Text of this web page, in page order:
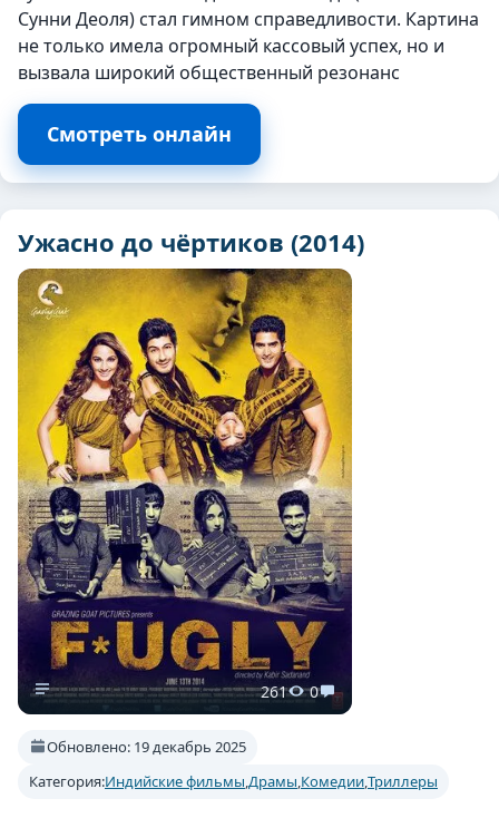
Сунни Деоля) стал гимном справедливости. Картина
не только имела огромный кассовый успех, но и
вызвала широкий общественный резонанс
Смотреть онлайн
Ужасно до чёртиков (2014)
261 0
Обновлено: 19 декабрь 2025
Категория:Индийские фильмы,Драмы,Комедии,Триллеры